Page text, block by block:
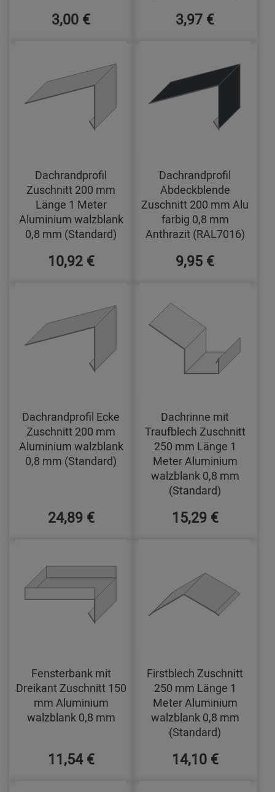
3,00 € 3,97 €
Dachrandprofil
Zuschnitt 200 mm
Länge 1 Meter
Aluminium walzblank
0,8 mm (Standard)
10,92 €
Dachrandprofil
Abdeckblende
Zuschnitt 200 mm Alu
farbig 0,8 mm
Anthrazit (RAL7016)
9,95 €
Dachrandprofil Ecke
Zuschnitt 200 mm
Aluminium walzblank
0,8 mm (Standard)
24,89 €
Dachrinne mit
Traufblech Zuschnitt
250 mm Länge 1
Meter Aluminium
walzblank 0,8 mm
(Standard)
15,29 €
Fensterbank mit
Dreikant Zuschnitt 150
mm Aluminium
walzblank 0,8 mm
11,54 €
Firstblech Zuschnitt
250 mm Länge 1
Meter Aluminium
walzblank 0,8 mm
(Standard)
14,10 €